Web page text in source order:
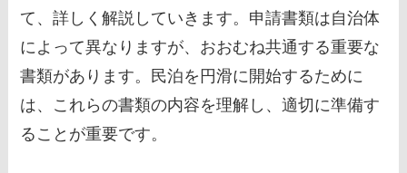
て、詳しく解説していきます。申請書類は自治体
によって異なりますが、おおむね共通する重要な
書類があります。民泊を円滑に開始するために
は、これらの書類の内容を理解し、適切に準備す
ることが重要です。